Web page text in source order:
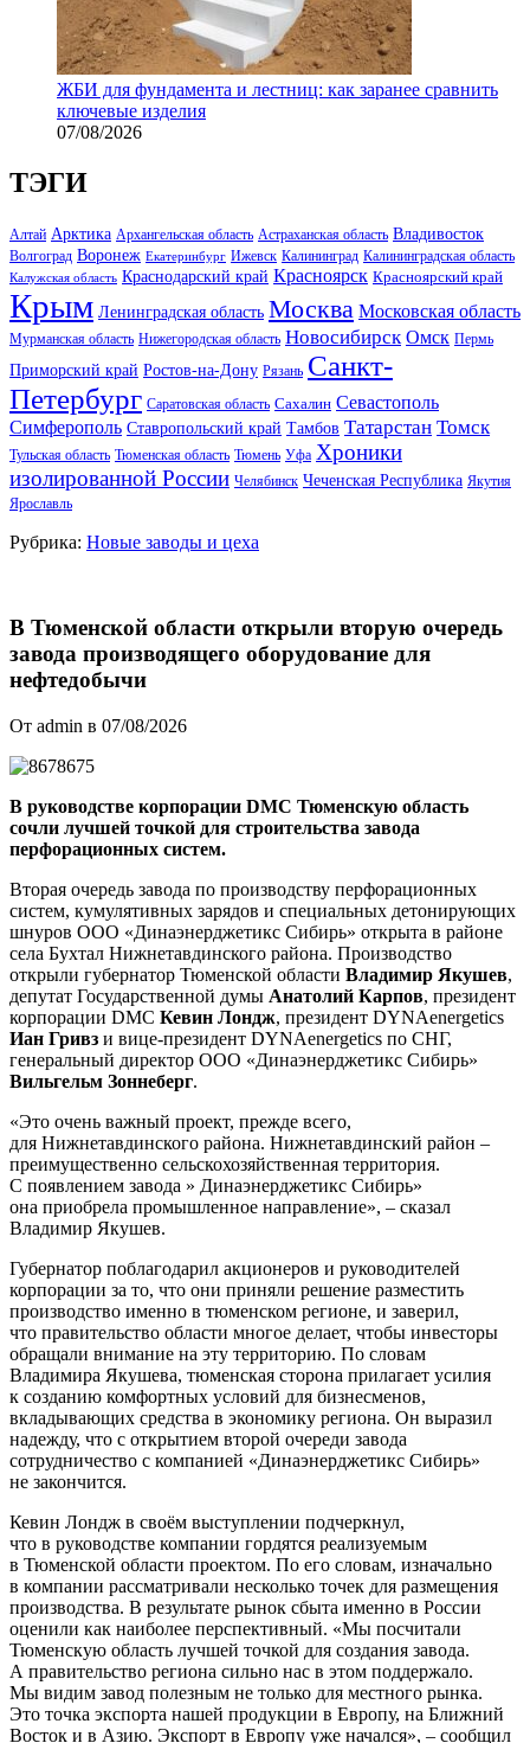
ЖБИ для фундамента и лестниц: как заранее сравнить
ключевые изделия
07/08/2026
ТЭГИ
Алтай Арктика Архангельская область Астраханская область Владивосток
Волгоград Воронеж Екатеринбург Ижевск Калининград Калининградская область
Калужская область Краснодарский край Красноярск Красноярский край
Крым Ленинградская область Москва Московская область
Мурманская область Нижегородская область Новосибирск Омск Пермь
Приморский край Ростов-на-Дону Рязань Санкт-
Петербург Саратовская область Сахалин Севастополь
Симферополь Ставропольский край Тамбов Татарстан Томск
Тульская область Тюменская область Тюмень Уфа Хроники
изолированной России Челябинск Чеченская Республика Якутия
Ярославль
Рубрика: Новые заводы и цеха
В Тюменской области открыли вторую очередь
завода производящего оборудование для
нефтедобычи
От admin в 07/08/2026
В руководстве корпорации DMC Тюменскую область
сочли лучшей точкой для строительства завода
перфорационных систем.
Вторая очередь завода по производству перфорационных
систем, кумулятивных зарядов и специальных детонирующих
шнуров ООО «Динаэнерджетикс Сибирь» открыта в районе
села Бухтал Нижнетавдинского района. Производство
открыли губернатор Тюменской области Владимир Якушев,
депутат Государственной думы Анатолий Карпов, президент
корпорации DMC Кевин Лондж, президент DYNAenergetics
Иан Гривз и вице-президент DYNAenergetics по СНГ,
генеральный директор ООО «Динаэнерджетикс Сибирь»
Вильгельм Зоннеберг.
«Это очень важный проект, прежде всего,
для Нижнетавдинского района. Нижнетавдинский район –
преимущественно сельскохозяйственная территория.
С появлением завода » Динаэнерджетикс Сибирь»
она приобрела промышленное направление», – сказал
Владимир Якушев.
Губернатор поблагодарил акционеров и руководителей
корпорации за то, что они приняли решение разместить
производство именно в тюменском регионе, и заверил,
что правительство области многое делает, чтобы инвесторы
обращали внимание на эту территорию. По словам
Владимира Якушева, тюменская сторона прилагает усилия
к созданию комфортных условий для бизнесменов,
вкладывающих средства в экономику региона. Он выразил
надежду, что с открытием второй очереди завода
сотрудничество с компанией «Динаэнерджетикс Сибирь»
не закончится.
Кевин Лондж в своём выступлении подчеркнул,
что в руководстве компании гордятся реализуемым
в Тюменской области проектом. По его словам, изначально
в компании рассматривали несколько точек для размещения
производства. В результате рынок сбыта именно в России
оценили как наиболее перспективный. «Мы посчитали
Тюменскую область лучшей точкой для создания завода.
А правительство региона сильно нас в этом поддержало.
Мы видим завод полезным не только для местного рынка.
Это точка экспорта нашей продукции в Европу, на Ближний
Восток и в Азию. Экспорт в Европу уже начался», – сообщил